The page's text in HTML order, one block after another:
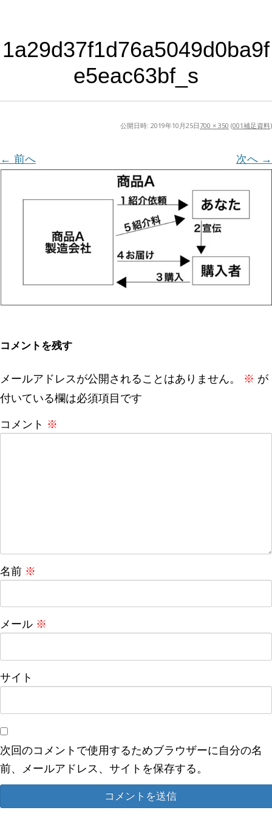
1a29d37f1d76a5049d0ba9f
e5eac63bf_s
公開日時: 2019年10月25日700 × 350 (001補足資料)
← 前へ 次へ →
コメントを残す
メールアドレスが公開されることはありません。 ※ が
付いている欄は必須項目です
コメント ※
名前 ※
メール ※
サイト
次回のコメントで使用するためブラウザーに自分の名
前、メールアドレス、サイトを保存する。